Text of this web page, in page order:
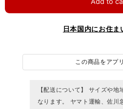
日本国内にお住ま
この商品をアプ
【配送について】 サイズや
なります。 ヤマト運輸、佐川